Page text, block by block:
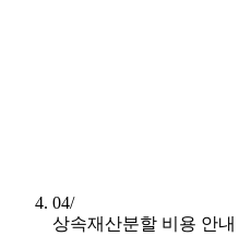
04/
상속재산분할 비용 안내